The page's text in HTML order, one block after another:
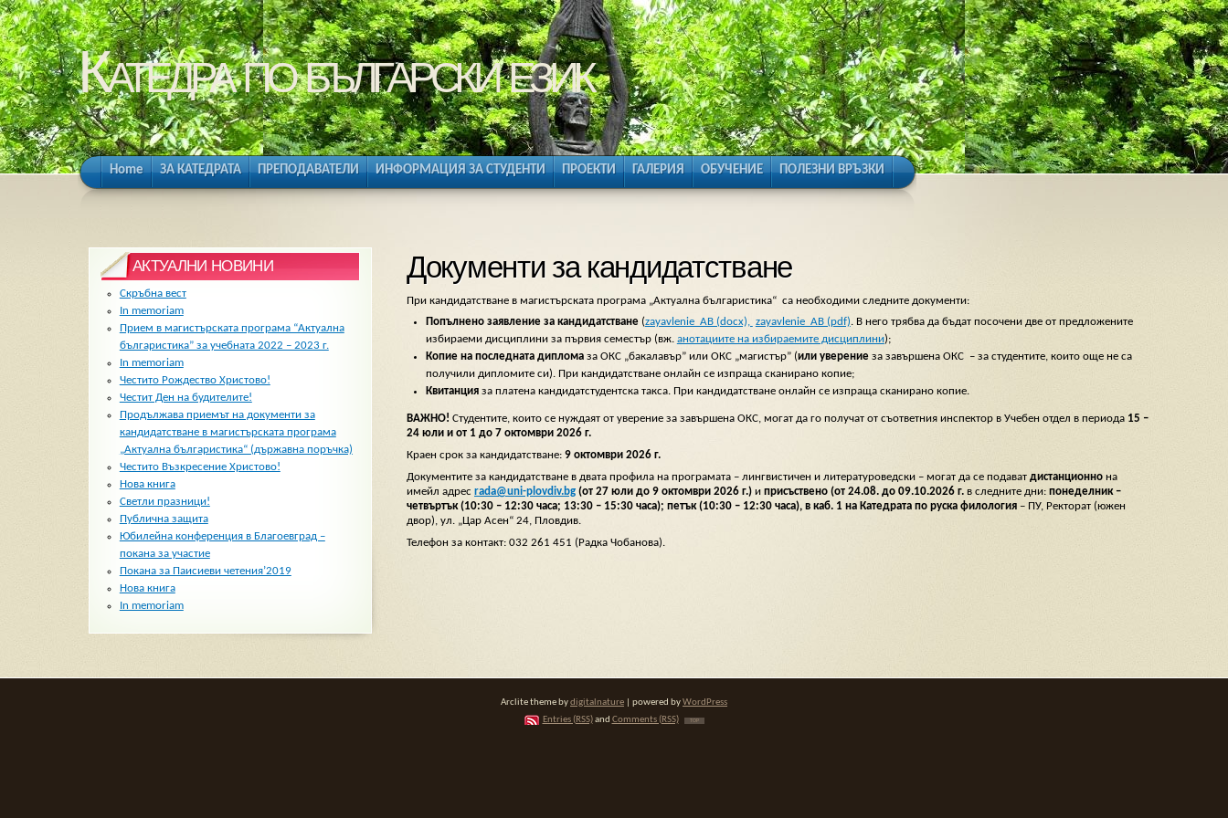
Катедра по български език
Home ЗА КАТЕДРАТА ПРЕПОДАВАТЕЛИ ИНФОРМАЦИЯ ЗА СТУДЕНТИ ПРОЕКТИ ГАЛЕРИЯ ОБУЧЕНИЕ ПОЛЕЗНИ ВРЪЗКИ
Документи за кандидатстване
При кандидатстване в магистърската програма „Актуална българистика“ са необходими следните документи:
Попълнено заявление за кандидатстване(zayavlenie_AB (docx), zayavlenie_AB (pdf). В него трябва да бъдат посочени две от предложените
избираеми дисциплини за първия семестър (вж. анотациите на избираемите дисциплини);
Копие на последната дипломаза ОКС „бакалавър” или ОКС „магистър” (или уверениеза завършена ОКС – за студентите, които още не са
получили дипломите си). При кандидатстване онлайн се изпраща сканирано копие;
Квитанцияза платена кандидатстудентска такса. При кандидатстване онлайн се изпраща сканирано копие.
ВАЖНО! Студентите, които се нуждаят от уверение за завършена ОКС, могат да го получат от съответния инспектор в Учебен отдел в периода 15 –
24 юли и от 1 до 7 октомври 2026 г.
Краен срок за кандидатстване: 9 октомври 2026 г.
Документите за кандидатстване в двата профила на програмата – лингвистичен и литературоведски – могат да се подават дистанционно на
имейл адрес rada@uni-plovdiv.bg (от 27 юли до 9 октомври 2026 г.) и присъствено (от 24.08. до 09.10.2026 г. в следните дни: понеделник –
четвъртък (10:30 – 12:30 часа; 13:30 – 15:30 часа); петък (10:30 – 12:30 часа), в каб. 1 на Катедрата по руска филология – ПУ, Ректорат (южен
двор), ул. „Цар Асен“ 24, Пловдив.
Телефон за контакт: 032 261 451 (Радка Чобанова).
АКТУАЛНИ НОВИНИ
Скръбна вест
In memoriam
Прием в магистърската програма “Актуална
българистика” за учебната 2022 – 2023 г.
In memoriam
Честито Рождество Христово!
Честит Ден на будителите!
Продължава приемът на документи за
кандидатстване в магистърската програма
„Актуална българистика“ (държавна поръчка)
Честито Възкресение Христово!
Нова книга
Светли празници!
Публична защита
Юбилейна конференция в Благоевград –
покана за участие
Покана за Паисиеви четения’2019
Нова книга
In memoriam
Arclite theme bydigitalnature | powered byWordPress
Entries (RSS)and Comments (RSS) TOP